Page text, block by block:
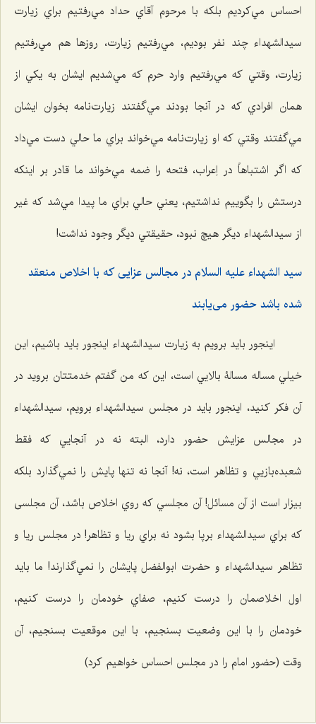
احساس مي‌كرديم بلكه با مرحوم آقاي حداد مي‌رفتيم براي زيارت
سيدالشهداء ‌چند نفر بوديم، مي‌رفتيم زيارت، روزها هم مي‌رفتيم
زيارت، وقتي كه مي‌رفتيم وارد حرم كه مي‌شديم ايشان به يكي از
همان افرادي كه در آنجا بودند مي‌گفتند زيارت‌نامه بخوان ايشان
مي‌گفتند وقتي كه او زيارت‌نامه مي‌خواند براي ما حالي دست مي‌داد
كه اگر اشتباهاً ‌در اِعراب، فتحه را ضمه مي‌خواند ما قادر بر اينكه
درستش را بگوييم نداشتيم، يعني حالي براي ما پيدا مي‌شد كه غير
از سيدالشهداء ديگر هیچ نبود، حقيقتي ديگر وجود نداشت!
سيد الشهداء عليه السلام در مجالس عزايى كه با اخلاص منعقد
شده باشد حضور مى‌يابند
اينجور بايد برويم به زيارت سيدالشهداء اينجور بايد باشیم، اين
خيلي مساله مسالۀ بالايي است، اين كه من گفتم خدمتتان برويد در
آن فكر كنيد، اينجور بايد در مجلس سيدالشهداء برویم،‌ سيدالشهداء
در مجالس عزايش حضور دارد، البته نه در آنجايي كه فقط
شعبده‌بازيي و تظاهر است، نه! آنجا نه ‌تنها پايش را نمي‌گذارد بلكه
بیزار است از آن مسائل! آن مجلسي كه روي اخلاص باشد، آن مجلسی
که براي سيدالشهداء برپا بشود نه براي ريا و تظاهر! در مجلس ريا و
تظاهر سيدالشهداء و حضرت ابوالفضل پايشان را نمي‌گذارند! ما باید
اول اخلاصمان را درست كنيم، صفاي خودمان را درست كنيم،
خودمان را با اين وضعيت بسنجيم، با اين موقعيت بسنجيم، آن
وقت (حضور امام را در مجلس احساس خواهیم کرد)